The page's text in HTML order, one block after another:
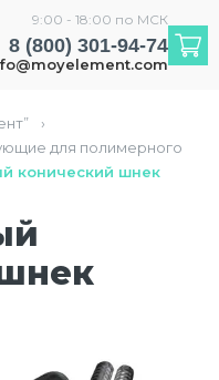
9:00 - 18:00 по МСК
8 (800) 301-94-74
›
для полимерного
конический шнек